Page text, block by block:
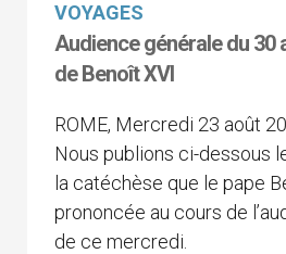
VOYAGES
Audience générale du 30
de Benoît XVI
ROME, Mercredi 23 août
Nous publions ci-dessous
la catéchèse que le pape
prononcée au cours de
de ce mercredi.